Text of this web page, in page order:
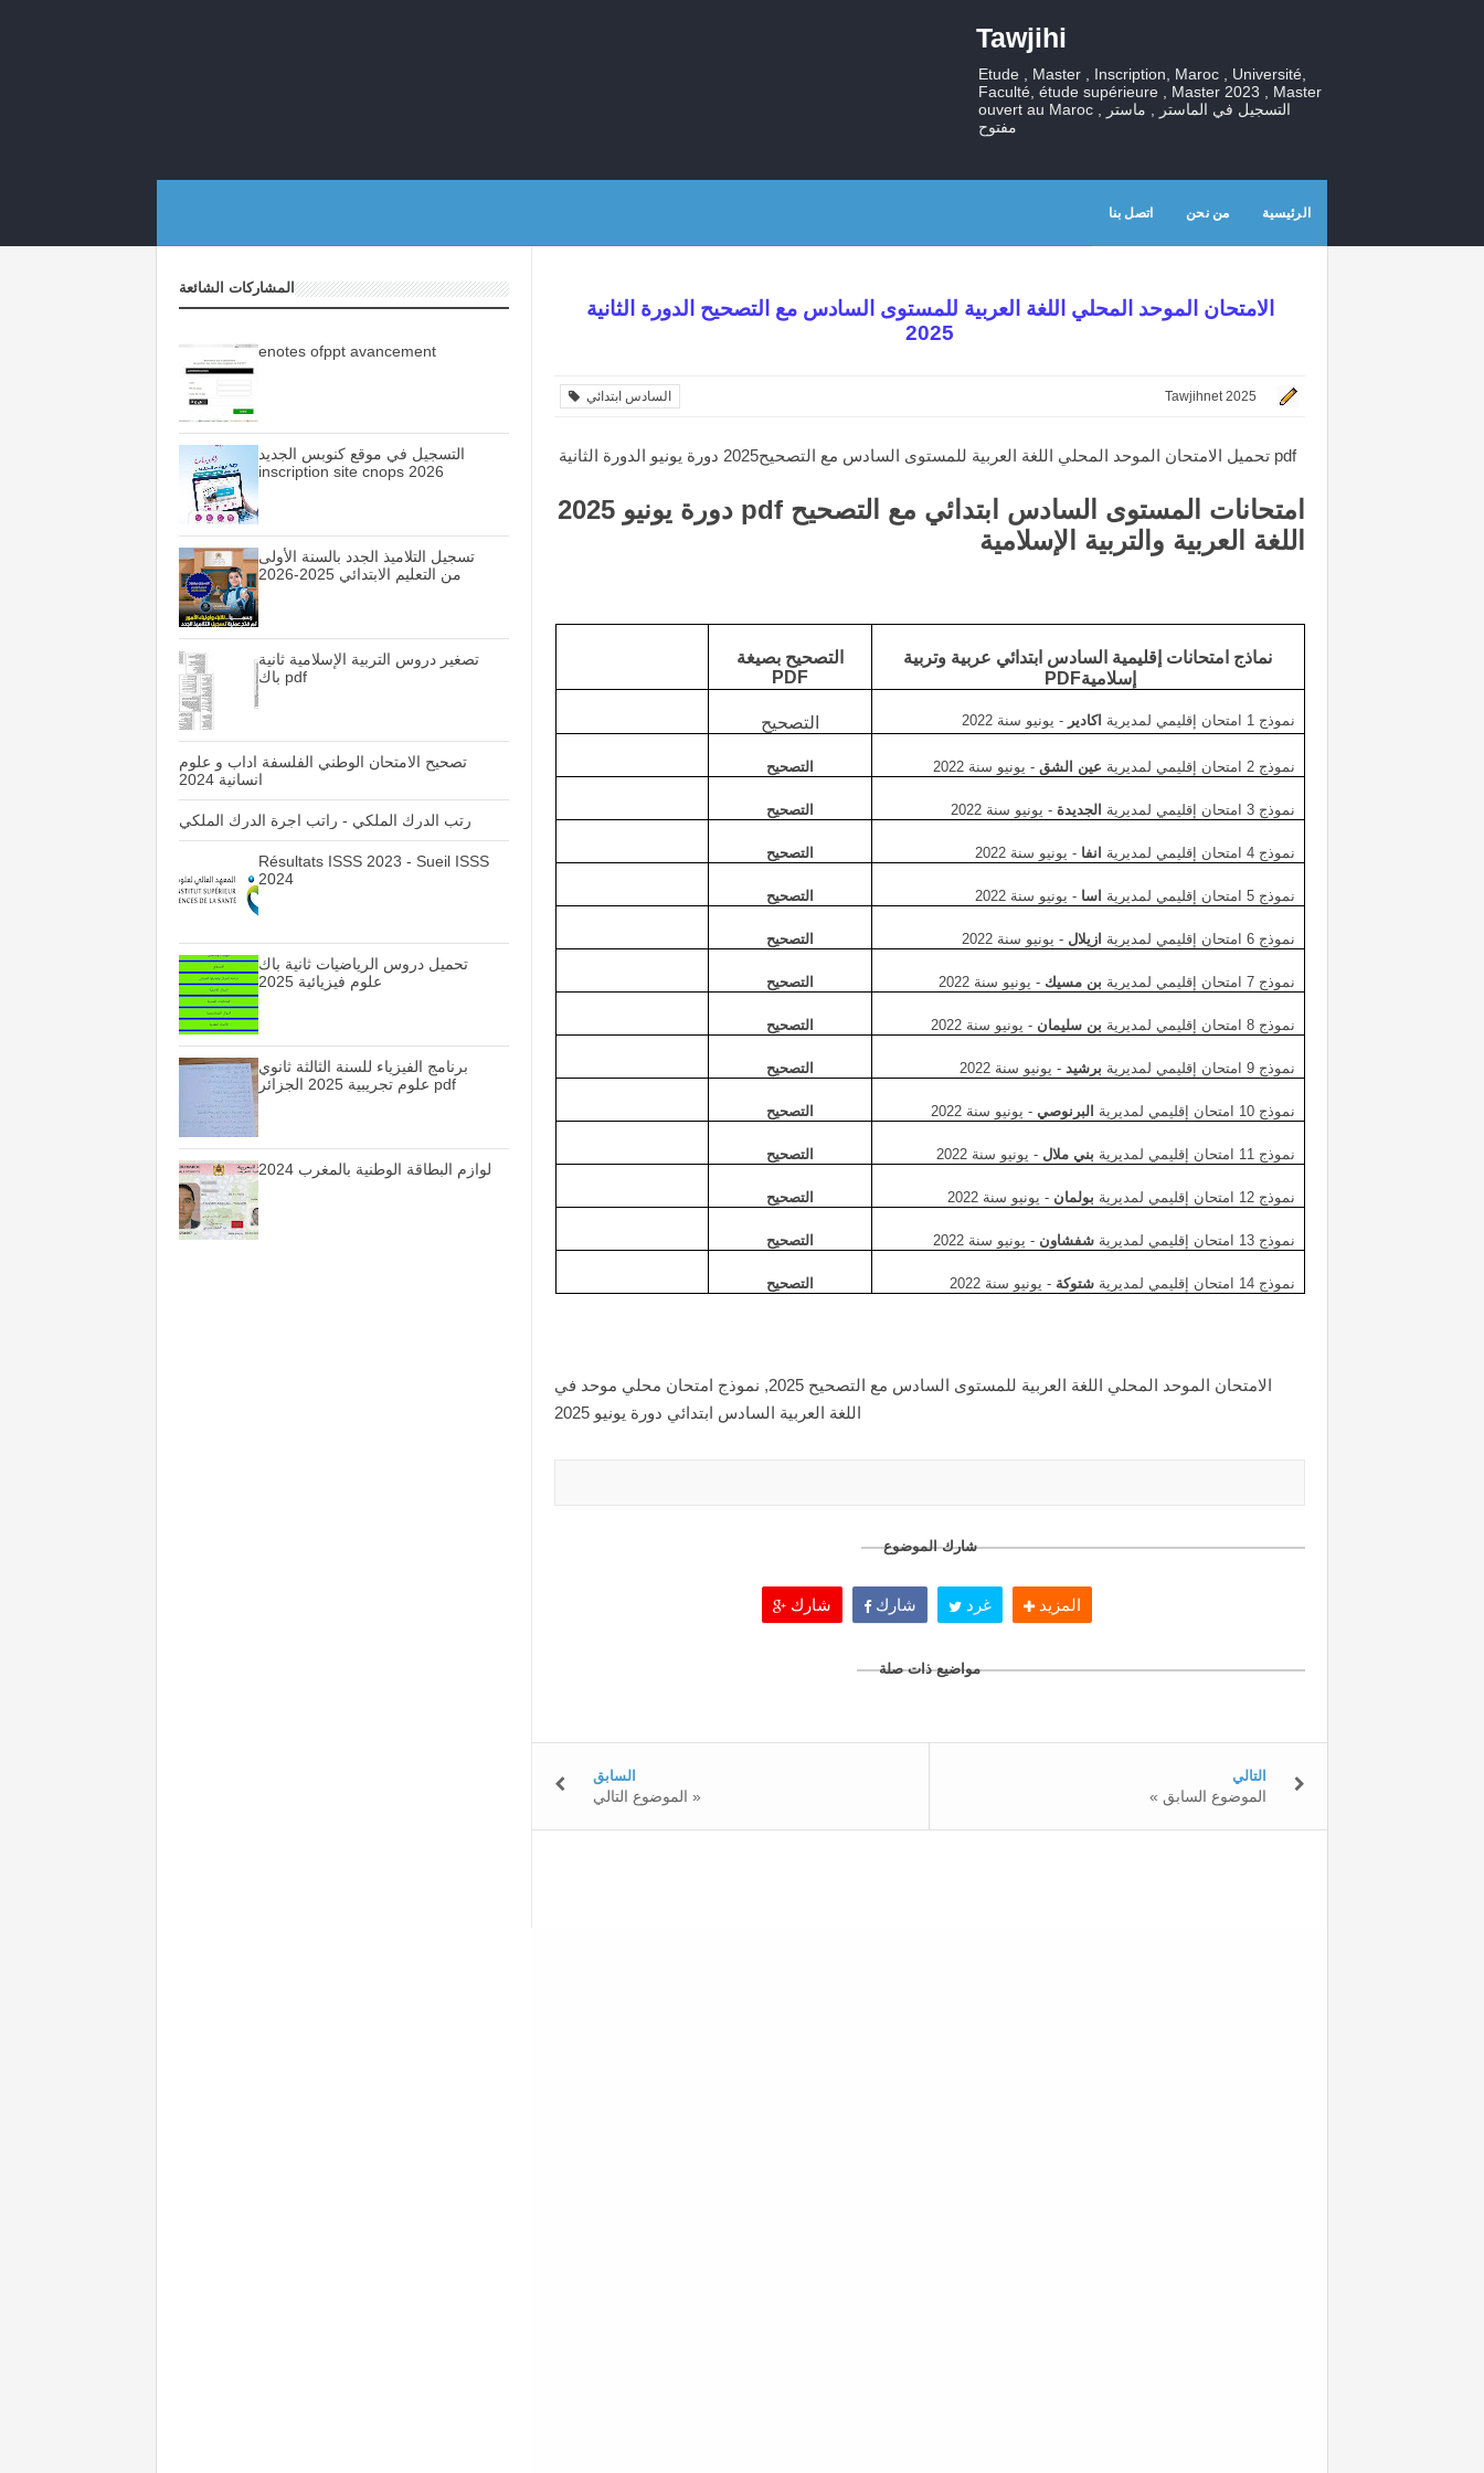
Tawjihi
Etude , Master , Inscription, Maroc , Université,
Faculté, étude supérieure , Master 2023 , Master
ouvert au Maroc , التسجيل في الماستر , ماستر
مفتوح
الرئيسية من نحن اتصل بنا
الامتحان الموحد المحلي اللغة العربية للمستوى السادس مع التصحيح الدورة الثانية
2025
Tawjihnet 2025 السادس ابتدائي
تحميل الامتحان الموحد المحلي اللغة العربية للمستوى السادس مع التصحيح2025 دورة يونيو الدورة الثانية pdf
امتحانات المستوى السادس ابتدائي مع التصحيح pdf دورة يونيو 2025
اللغة العربية والتربية الإسلامية
نماذج امتحانات إقليمية السادس ابتدائي عربية وتربية
إسلاميةPDF
التصحيح بصيغة
PDF
نموذج 1 امتحان إقليمي لمديرية اكادير - يونيو سنة 2022 التصحيح
نموذج 2 امتحان إقليمي لمديرية عين الشق - يونيو سنة 2022 التصحيح
نموذج 3 امتحان إقليمي لمديرية الجديدة - يونيو سنة 2022 التصحيح
نموذج 4 امتحان إقليمي لمديرية انفا - يونيو سنة 2022 التصحيح
نموذج 5 امتحان إقليمي لمديرية اسا - يونيو سنة 2022 التصحيح
نموذج 6 امتحان إقليمي لمديرية ازيلال - يونيو سنة 2022 التصحيح
نموذج 7 امتحان إقليمي لمديرية بن مسيك - يونيو سنة 2022 التصحيح
نموذج 8 امتحان إقليمي لمديرية بن سليمان - يونيو سنة 2022 التصحيح
نموذج 9 امتحان إقليمي لمديرية برشيد - يونيو سنة 2022 التصحيح
نموذج 10 امتحان إقليمي لمديرية البرنوصي - يونيو سنة 2022 التصحيح
نموذج 11 امتحان إقليمي لمديرية بني ملال - يونيو سنة 2022 التصحيح
نموذج 12 امتحان إقليمي لمديرية بولمان - يونيو سنة 2022 التصحيح
نموذج 13 امتحان إقليمي لمديرية شفشاون - يونيو سنة 2022 التصحيح
نموذج 14 امتحان إقليمي لمديرية شتوكة - يونيو سنة 2022 التصحيح
الامتحان الموحد المحلي اللغة العربية للمستوى السادس مع التصحيح 2025, نموذج امتحان محلي موحد في
اللغة العربية السادس ابتدائي دورة يونيو 2025
شارك الموضوع
شارك شارك غرد المزيد
مواضيع ذات صلة
التالي
« الموضوع السابق
السابق
الموضوع التالي »
المشاركات الشائعة
enotes ofppt avancement
التسجيل في موقع كنوبس الجديد
inscription site cnops 2026
تسجيل التلاميذ الجدد بالسنة الأولى
من التعليم الابتدائي 2025-2026
تصغير دروس التربية الإسلامية ثانية
باك pdf
تصحيح الامتحان الوطني الفلسفة اداب و علوم
انسانية 2024
رتب الدرك الملكي - راتب اجرة الدرك الملكي
Résultats ISSS 2023 - Sueil ISSS
2024
تحميل دروس الرياضيات ثانية باك
علوم فيزيائية 2025
برنامج الفيزياء للسنة الثالثة ثانوي
علوم تجريبية 2025 الجزائر pdf
لوازم البطاقة الوطنية بالمغرب 2024